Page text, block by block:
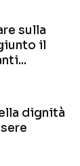
sulla
il
dignità